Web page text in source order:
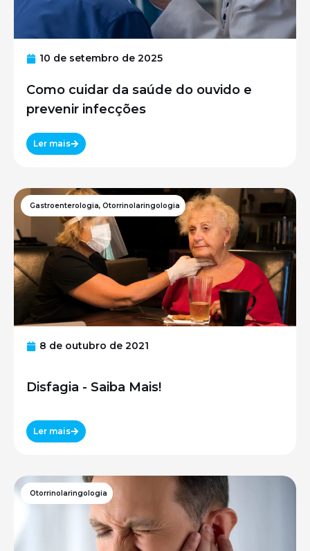
10 de setembro de 2025
Como cuidar da saúde do ouvido e
prevenir infecções
Ler mais
Gastroenterologia, Otorrinolaringologia
8 de outubro de 2021
Disfagia - Saiba Mais!
Ler mais
Otorrinolaringologia